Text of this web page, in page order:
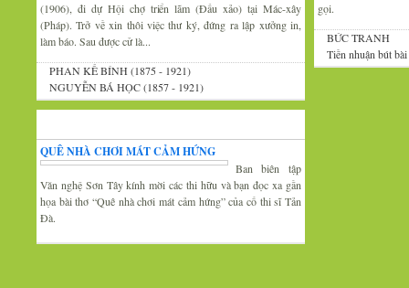
(1906), đi dự Hội chợ triển lãm (Đấu xảo) tại Mác-xây
(Pháp). Trở về xin thôi việc thư ký, đứng ra lập xưởng in,
làm báo. Sau được cử là...
PHAN KẾ BÍNH (1875 - 1921)
NGUYỄN BÁ HỌC (1857 - 1921)
gọi.
BỨC TRANH
Tiền nhuận bút
QUÊ NHÀ CHƠI MÁT CẢM HỨNG
Ban biên tập
Văn nghệ Sơn Tây kính mời các thi hữu và bạn đọc xa gần
họa bài thơ “Quê nhà chơi mát cảm hứng” của cố thi sĩ Tản
Đà.